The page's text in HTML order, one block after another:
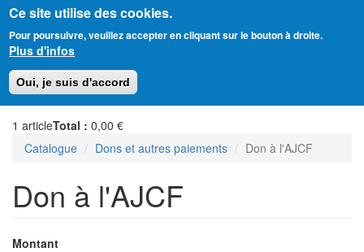
Ce site utilise des cookies.
Pour poursuivre, veuillez accepter en cliquant sur le bouton à droite.
Plus d'infos
Oui, je suis d'accord
au
contenu
principal
Amitié Judéo-Chrétienne de France
1 articleTotal : 0,00 €
Catalogue
Dons et autres paiements Don à l'AJCF
Don à l'AJCF
Montant